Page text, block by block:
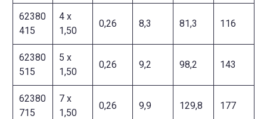
62380
415
4 x
1,50
0,26 8,3 81,3 116
62380
515
5 x
1,50
0,26 9,2 98,2 143
62380
715
7 x
1,50
0,26 9,9 129,8 177